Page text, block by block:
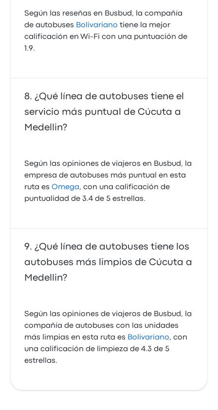
Según las reseñas en Busbud, la compañía
de autobuses Bolivariano tiene la mejor
calificación en Wi‑Fi con una puntuación de
1.9.
¿Qué línea de autobuses tiene el
servicio más puntual de Cúcuta a
Medellin?
Según las opiniones de viajeros en Busbud, la
empresa de autobuses más puntual en esta
ruta esOmega, con una calificación de
puntualidad de 3.4 de 5 estrellas.
¿Qué línea de autobuses tiene los
autobuses más limpios de Cúcuta a
Medellin?
Según las opiniones de viajeros de Busbud, la
compañía de autobuses con las unidades
más limpias en esta ruta es Bolivariano, con
una calificación de limpieza de 4.3 de 5
estrellas.